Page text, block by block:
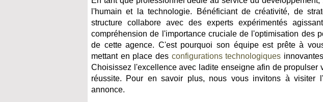
l'humain et la technologie. Bénéficiant de créativité, de
structure collabore avec des experts expérimentés
compréhension de l'importance cruciale de l'optimisation des
de cette agence. C'est pourquoi son équipe est prête à
mettant en place des configurations technologiques
Choisissez l'excellence avec ladite enseigne afin de propulser
réussite. Pour en savoir plus, nous vous invitons à visiter
annonce.